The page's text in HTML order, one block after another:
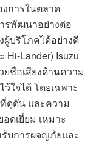
การในตลาด
รพัฒนาอย่างต่อ
บริโภคได้อย่างดี
Hi-Lander) Isuzu
ยชื่อเสียงด้านความ
ใจได้ โดยเฉพาะ
ดุดัน และความ
ดเยี่ยม เหมาะ
บการผจญภัยและ